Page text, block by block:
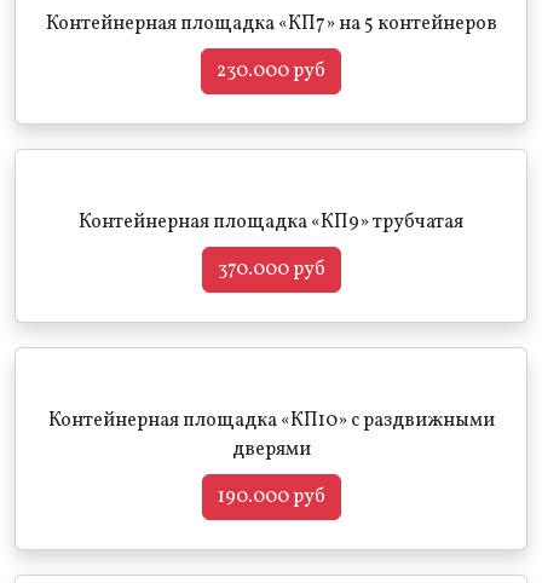
Контейнерная площадка «КП7» на 5 контейнеров
230.000 руб
Контейнерная площадка «КП9» трубчатая
370.000 руб
Контейнерная площадка «КП10» с раздвижными
дверями
190.000 руб